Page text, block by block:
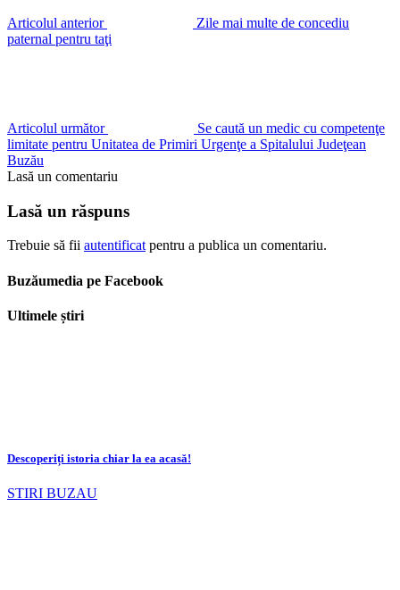
Articolul anterior
Zile mai multe de concediu
paternal pentru taţi
Articolul următor
Se caută un medic cu competenţe
limitate pentru Unitatea de Primiri Urgenţe a Spitalului Judeţean
Buzău
Lasă un comentariu
Lasă un răspuns
Trebuie să fii autentificat pentru a publica un comentariu.
Buzăumedia pe Facebook
Ultimele știri
Descoperiți istoria chiar la ea acasă!
STIRI BUZAU